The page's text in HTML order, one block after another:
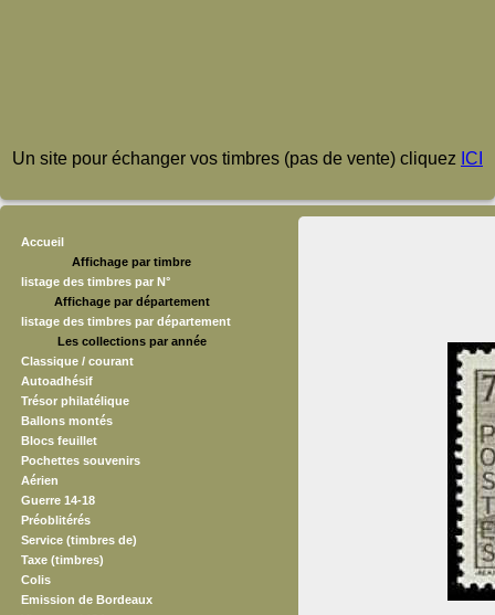
Un site pour échanger vos timbres (pas de vente) cliquez ICI
Accueil
Affichage par timbre
listage des timbres par N°
Affichage par département
listage des timbres par département
Les collections par année
Classique / courant
Autoadhésif
Trésor philatélique
Ballons montés
Blocs feuillet
Pochettes souvenirs
Aérien
Guerre 14-18
Préoblitérés
Service (timbres de)
Taxe (timbres)
Colis
Emission de Bordeaux